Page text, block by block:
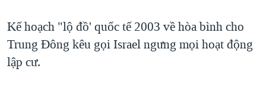
QUAN HỆ VIỆT MỸ
Kế hoạch "lộ đồ' quốc tế 2003 về hòa bình cho
Trung Đông kêu gọi Israel ngưng mọi hoạt động
lập cư.